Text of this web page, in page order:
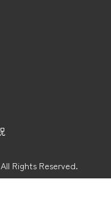
Rights Reserved.